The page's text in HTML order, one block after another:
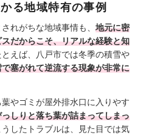
る地域特有の事例
れがちな地域事情も、 地元に密
だからこそ、リアルな経験と知
とえば、八戸市では冬季の積雪や
塞がれて逆流する現象が非常に
やゴミが屋外排水口に入りやす
しりと落ち葉が詰まってしまっ
したトラブルは、見た目では気